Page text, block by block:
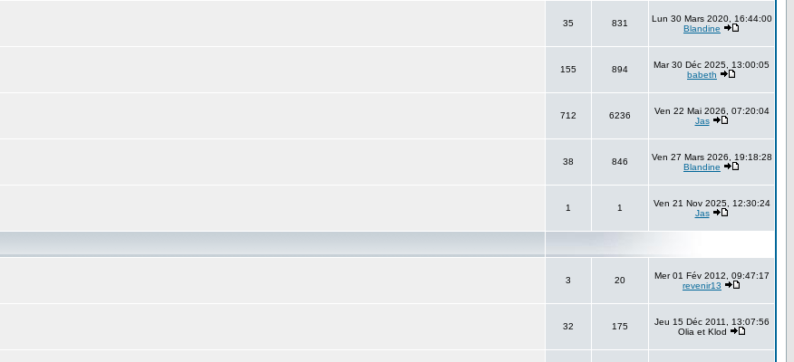
35 831
Lun 30 Mars 2020, 16:44:00
Blandine
155 894
Mar 30 Déc 2025, 13:00:05
babeth
712 6236
Ven 22 Mai 2026, 07:20:04
Jas
38 846
Ven 27 Mars 2026, 19:18:28
Blandine
1 1
Ven 21 Nov 2025, 12:30:24
Jas
3 20
Mer 01 Fév 2012, 09:47:17
revenir13
32 175
Jeu 15 Déc 2011, 13:07:56
Olia et Klod